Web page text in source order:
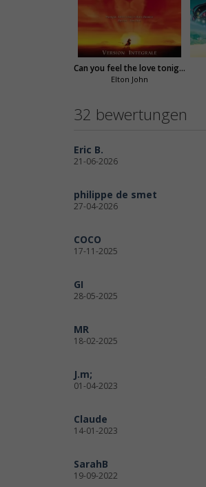
Can you feel the love tonight
Elton John
32 bewertungen
Eric B.
21-06-2026
philippe de smet
27-04-2026
COCO
17-11-2025
GI
28-05-2025
MR
18-02-2025
J.m;
01-04-2023
Claude
14-01-2023
SarahB
19-09-2022